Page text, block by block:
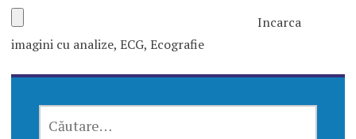
Incarca
imagini cu analize, ECG, Ecografie
DUPĂ: